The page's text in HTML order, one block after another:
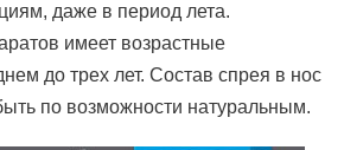
даже в период лета.
имеет возрастные
до трех лет. Состав спрея в нос
по возможности натуральным.